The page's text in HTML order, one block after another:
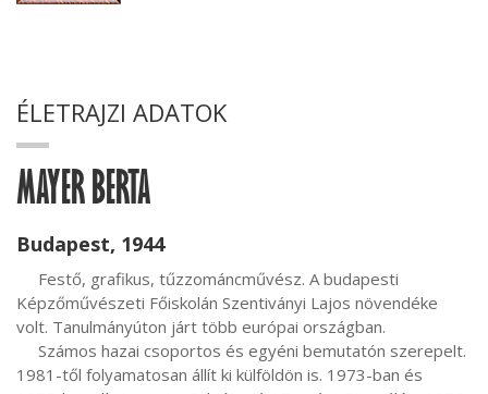
ÉLETRAJZI ADATOK
MAYER BERTA
Budapest, 1944
Képzőművészeti Főiskolán Szentiványi Lajos növendéke
volt. Tanulmányúton járt több európai országban.
1981-től folyamatosan állít ki külföldön is. 1973-ban és